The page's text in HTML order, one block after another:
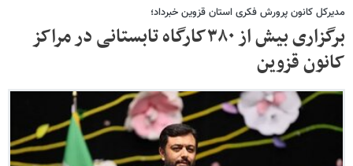
مدیرکل کانون پرورش فکری استان قزوین خبرداد؛
برگزاری بیش از ۳۸۰کارگاه‌ تابستانی در مراکز
کانون قزوین